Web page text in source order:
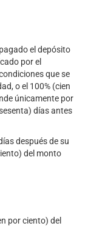
el depósito
por el
que se
o el 100% (cien
únicamente por
días antes
después de su
del monto
por ciento) del